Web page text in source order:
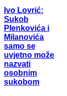
Ivo Lovrić:
Sukob
Plenkovića i
Milanovića
samo se
uvjetno može
nazvati
osobnim
sukobom